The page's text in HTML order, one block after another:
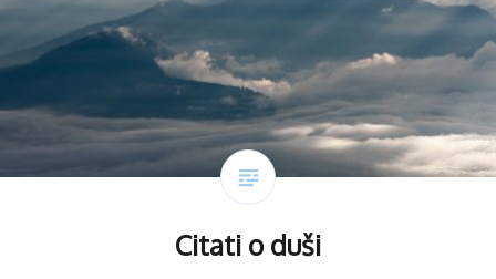
Citati o duši